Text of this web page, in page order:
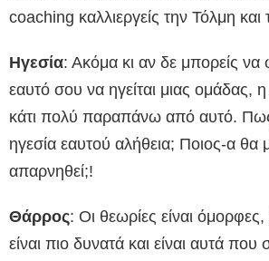
coaching καλλιεργείς την Τόλμη
Hγεσία: Ακόμα κι αν δε μπορείς να
εαυτό σου να ηγείται μιας ομάδας, η
κάτι πολύ παραπάνω από αυτό.
ηγεσία εαυτού αλήθεια; Ποιος-α
απαρνηθεί;!
Θάρρος: Οι θεωρίες είναι
είναι πιο δυνατά και είναι αυτά